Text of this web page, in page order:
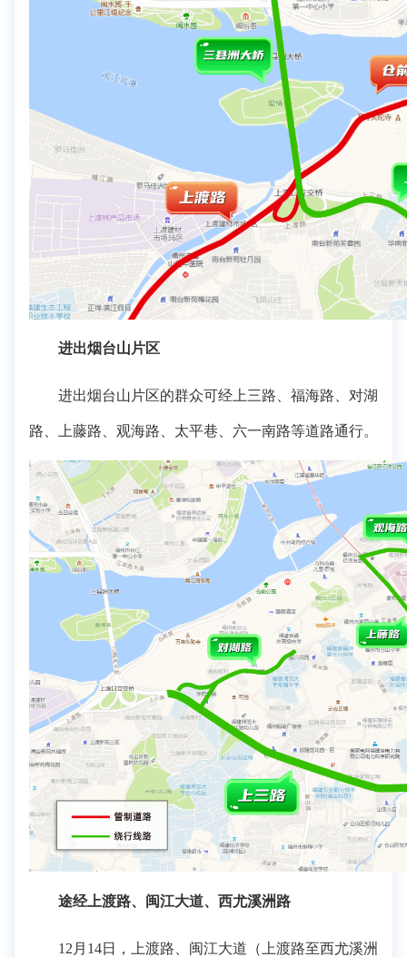
进出烟台山片区
进出烟台山片区的群众可经上三路、福海路、对湖
路、上藤路、观海路、太平巷、六一南路等道路通行。
途经上渡路、闽江大道、西尤溪洲路
12月14日，上渡路、闽江大道（上渡路至西尤溪洲